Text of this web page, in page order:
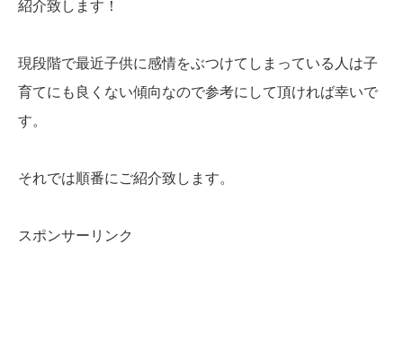
紹介致します！
現段階で最近子供に感情をぶつけてしまっている人は子
育てにも良くない傾向なので参考にして頂ければ幸いで
す。
それでは順番にご紹介致します。
スポンサーリンク